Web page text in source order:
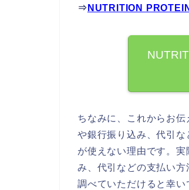
⇒ NUTRITION
ちなみに、これからお
や銀行振り込み、代引
が使えない理由です。
み、代引などの支払い
調べていただけると幸い